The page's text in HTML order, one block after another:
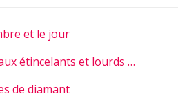
et le jour
étincelants et lourds …
de diamant